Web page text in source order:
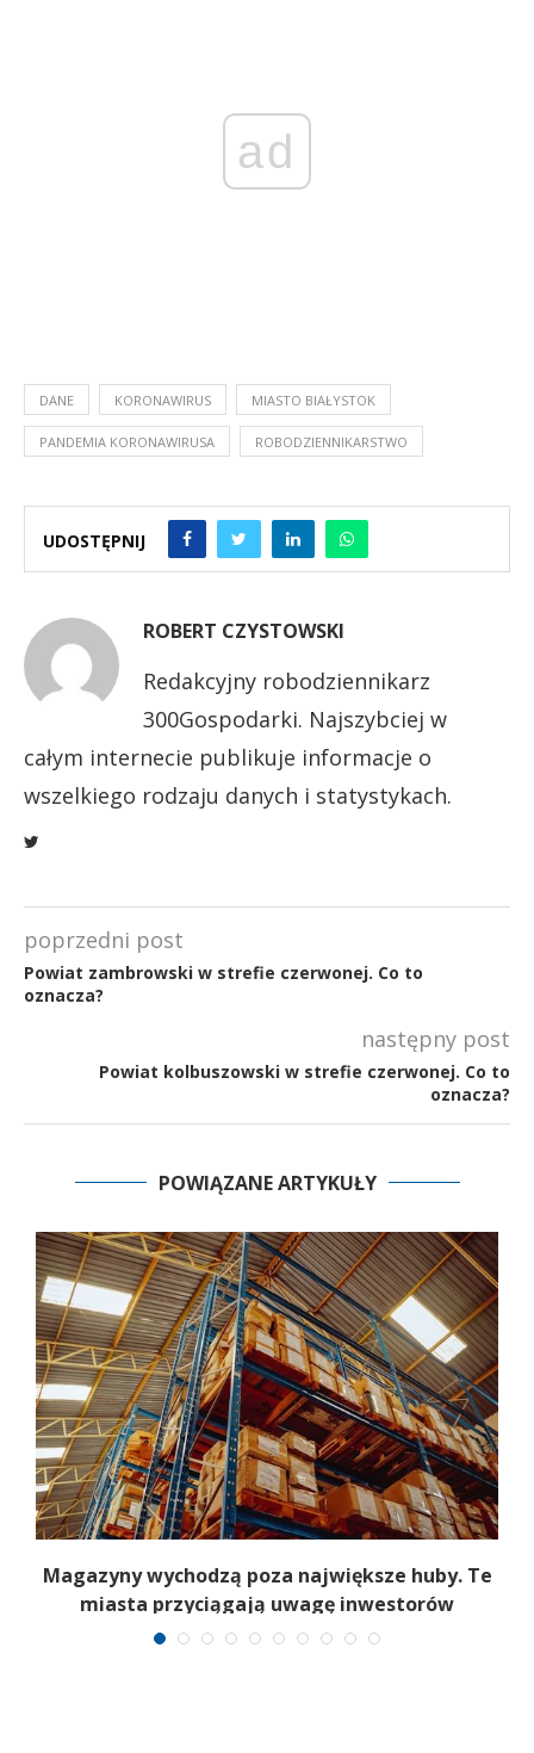
ad
DANE KORONAWIRUS MIASTO BIAŁYSTOK
PANDEMIA KORONAWIRUSA ROBODZIENNIKARSTWO
UDOSTĘPNIJ
ROBERT CZYSTOWSKI
Redakcyjny robodziennikarz
300Gospodarki. Najszybciej w
całym internecie publikuje informacje o
wszelkiego rodzaju danych i statystykach.
poprzedni post
Powiat zambrowski w strefie czerwonej. Co to
oznacza?
następny post
Powiat kolbuszowski w strefie czerwonej. Co to
oznacza?
POWIĄZANE ARTYKUŁY
Magazyny wychodzą poza największe huby. Te
miasta przyciągają uwagę inwestorów